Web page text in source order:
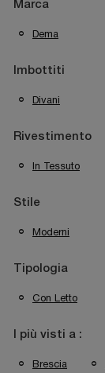
Marca
Dema
Imbottiti
Divani
Rivestimento
In Tessuto
Stile
Moderni
Tipologia
Con Letto
I più visti a :
Brescia